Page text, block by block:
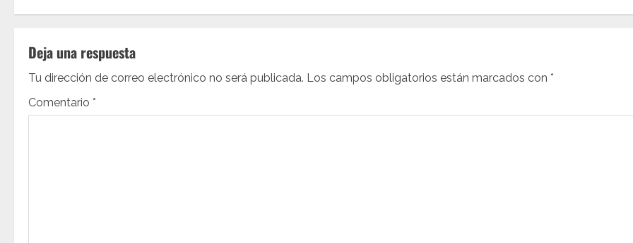
e
g
a
c
Deja una respuesta
Tu dirección de correo electrónico no será publicada. Los campos obligatorios están marcados con *
Comentario *